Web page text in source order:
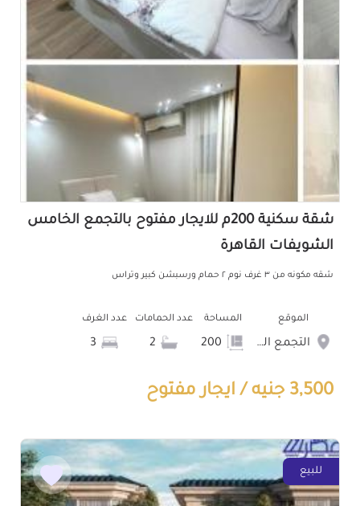
شقة سكنية 200م للايجار مفتوح بالتجمع الخامس
الشويفات القاهرة
شقه مكونه من ٣ غرف نوم ٢ حمام ورسبشن كبير وتراس
الموقع
التجمع الخامس الشويفات
المساحة عدد الحمامات عدد الغرف
3,500 جنيه / ايجار مفتوح
للبيع